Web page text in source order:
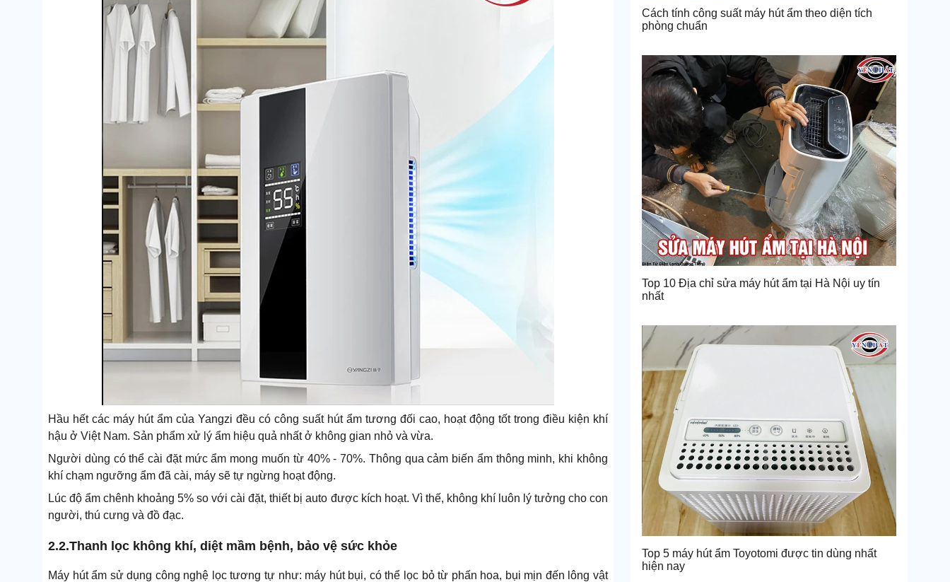
Hầu hết các máy hút ẩm của Yangzi đều có công suất hút ẩm tương đối cao, hoạt động tốt trong điều kiện khí
hậu ở Việt Nam. Sản phẩm xử lý ẩm hiệu quả nhất ở không gian nhỏ và vừa.
Người dùng có thể cài đặt mức ẩm mong muốn từ 40% - 70%. Thông qua cảm biến ẩm thông minh, khi không
khí chạm ngưỡng ẩm đã cài, máy sẽ tự ngừng hoạt động.
Lúc độ ẩm chênh khoảng 5% so với cài đặt, thiết bị auto được kích hoạt. Vì thế, không khí luôn lý tưởng cho con
người, thú cưng và đồ đạc.
2.2.Thanh lọc không khí, diệt mầm bệnh, bảo vệ sức khỏe
Máy hút ẩm sử dụng công nghệ lọc tương tự như: máy hút bụi, có thể lọc bỏ từ phấn hoa, bụi mịn đến lông vật
Cách tính công suất máy hút ẩm theo diện tích
phòng chuẩn
Top 10 Địa chỉ sửa máy hút ẩm tại Hà Nội uy tín
nhất
Top 5 máy hút ẩm Toyotomi được tin dùng nhất
hiện nay